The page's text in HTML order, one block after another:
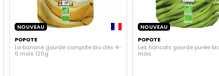
NOUVEAU
POPOTE
La banane gourde compote bio dès 4-
6 mois 120g
NOUVEAU
POPOTE
Les haricots gourde purée
mois